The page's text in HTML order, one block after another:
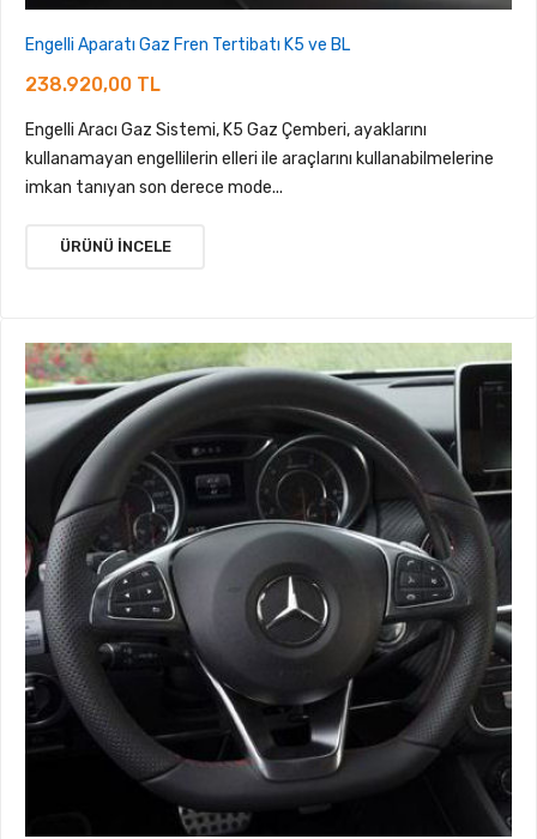
Engelli Aparatı Gaz Fren Tertibatı K5 ve BL
238.920,00 TL
Engelli Aracı Gaz Sistemi, K5 Gaz Çemberi, ayaklarını
kullanamayan engellilerin elleri ile araçlarını kullanabilmelerine
imkan tanıyan son derece mode...
ÜRÜNÜ İNCELE